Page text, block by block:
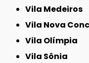
Vila Medeiros
Vila Nova
Vila Olímpia
Vila Sônia